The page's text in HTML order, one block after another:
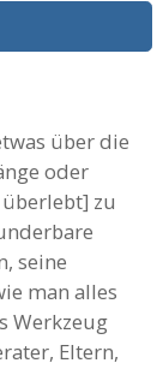
über die
oder
zu
seine
man alles
Werkzeug
Eltern,